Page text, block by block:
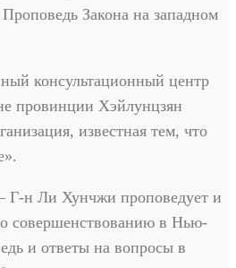
Закона на западном
консультационный центр
провинции Хэйлунцзян
известная тем, что
Г-н Ли Хунчжи проповедует и
совершенствованию в Нью-
и ответы на вопросы в